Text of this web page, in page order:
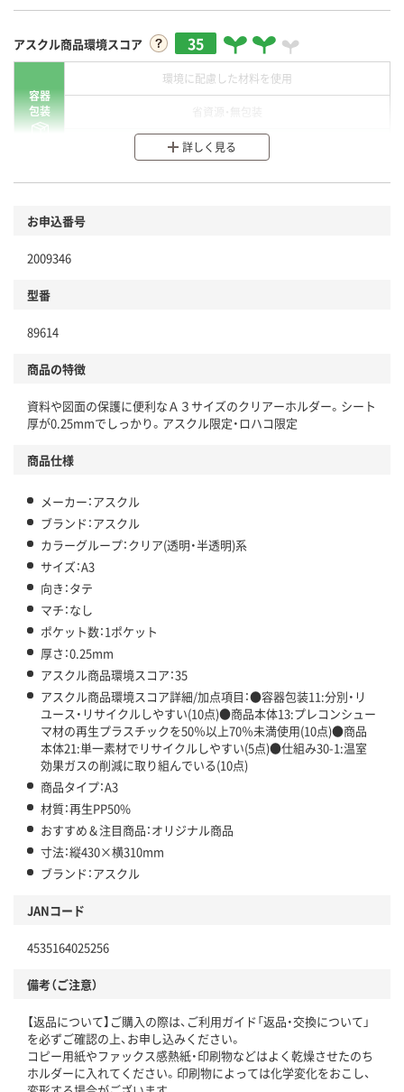
アスクル商品環境スコア 35
容器
包装
環境に配慮した材料を使用
分別・リサイクルしやすい設計
商品
本体
仕組
この商品の環境配慮ポイントです。下記商品詳細「
詳しく見る
お申込番号
2009346
型番
89614
商品の特徴
資料や図面の保護に便利なＡ３サイズのクリアーホルダー。シート
厚が0.25mmでしっかり。アスクル限定・ロハコ限定
商品仕様
メーカー：アスクル
ブランド：アスクル
カラーグループ：クリア(透明・半透明)系
サイズ：A3
向き：タテ
マチ：なし
ポケット数：1ポケット
厚さ：0.25mm
アスクル商品環境スコア：35
アスクル商品環境スコア詳細/加点項目：●容器包装11:分別・リ
ユース・リサイクルしやすい(10点)●商品本体13:プレコンシュー
マ材の再生プラスチックを50％以上70％未満使用(10点)●商品
本体21:単一素材でリサイクルしやすい(5点)●仕組み30-1:温室
効果ガスの削減に取り組んでいる(10点)
商品タイプ：A3
材質：再生PP50%
おすすめ＆注目商品：オリジナル商品
寸法：縦430×横310mm
ブランド：アスクル
JANコード
4535164025256
備考（ご注意）
【返品について】ご購入の際は、ご利用ガイド「返品・交換について」
を必ずご確認の上、お申し込みください。
コピー用紙やファックス感熱紙・印刷物などはよく乾燥させたのち
ホルダーに入れてください。印刷物によっては化学変化をおこし、